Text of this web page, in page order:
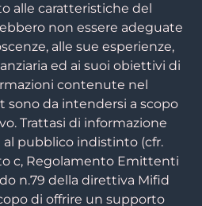
alle caratteristiche del
non essere adeguate
alle sue esperienze,
ed ai suoi obiettivi di
contenute nel
sono da intendersi a scopo
Trattasi di informazione
pubblico indistinto (cfr.
c, Regolamento Emittenti
n.79 della direttiva Mifid
di offrire un supporto